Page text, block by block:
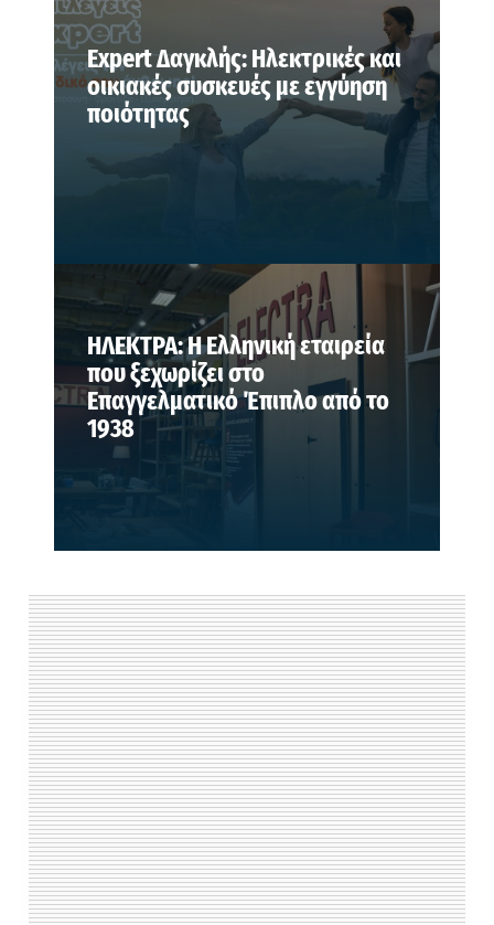
Expert Δαγκλής: Ηλεκτρικές και
οικιακές συσκευές με εγγύηση
ποιότητας
ΗΛΕΚΤΡΑ: Η Ελληνική εταιρεία
που ξεχωρίζει στο
Επαγγελματικό Έπιπλο από το
1938